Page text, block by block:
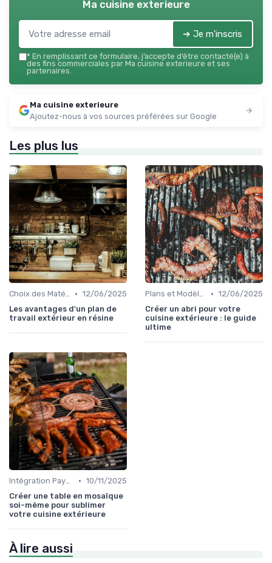
Ma cuisine exterieure
➔ Je m'inscris
* En remplissant ce formulaire, j’accepte d’être contacté(e) à
des fins commerciales par Ma cuisine exterieure et ses
partenaires.
Ma cuisine exterieure
Ajoutez-nous à vos sources préférées sur Google
Les plus lus
Choix des Matériaux et du Design • 12/06/2025
Les avantages d'un plan de
travail extérieur en résine
Plans et Modèles de Cuisines Extérieures • 12/06/2025
Créer un abri pour votre
cuisine extérieure : le guide
ultime
Intégration Paysagère et Décoration • 10/11/2025
Créer une table en mosaïque
soi-même pour sublimer
votre cuisine extérieure
À lire aussi